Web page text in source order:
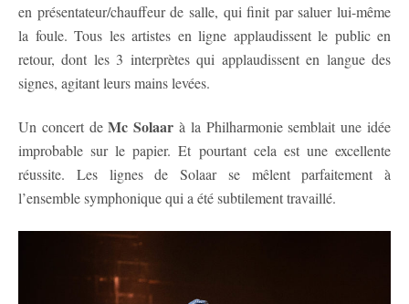
en présentateur/chauffeur de salle, qui finit par saluer lui-même
la foule. Tous les artistes en ligne applaudissent le public en
retour, dont les 3 interprètes qui applaudissent en langue des
signes, agitant leurs mains levées.
Un concert deMc Solaar à la Philharmonie semblait une idée
improbable sur le papier. Et pourtant cela est une excellente
réussite. Les lignes de Solaar se mêlent parfaitement à
l’ensemble symphonique qui a été subtilement travaillé.